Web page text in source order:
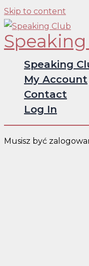
Skip to content
Speaking
My Account
Contact
Log In
Musisz być